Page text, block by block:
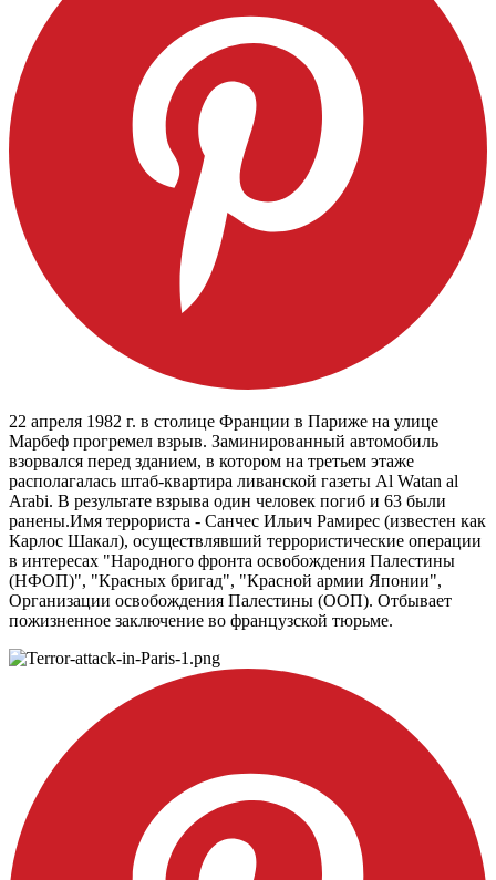
22 апреля 1982 г. в столице Франции в Париже на улице
Марбеф прогремел взрыв. Заминированный автомобиль
взорвался перед зданием, в котором на третьем этаже
располагалась штаб-квартира ливанской газеты Al Watan al
Arabi. В результате взрыва один человек погиб и 63 были
ранены.Имя террориста - Санчес Ильич Рамирес (известен как
Карлос Шакал), осуществлявший террористические операции
в интересах "Народного фронта освобождения Палестины
(НФОП)", "Красных бригад", "Красной армии Японии",
Организации освобождения Палестины (ООП). Отбывает
пожизненное заключение во французской тюрьме.